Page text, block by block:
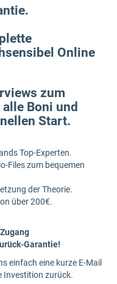
Online
zum
Boni und
Start.
Top-Experten.
Files zum bequemen
der Theorie.
über 200€.
Garantie!
einfach eine kurze E-Mail
Investition zurück.